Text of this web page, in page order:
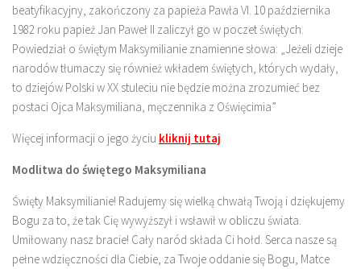
beatyfikacyjny, zakończony za papieża Pawła VI. 10 października
1982 roku papież Jan Paweł II zaliczył go w poczet świętych.
Powiedział o świętym Maksymilianie znamienne słowa: „Jeżeli dzieje
narodów tłumaczy się również wkładem świętych, których wydały,
to dziejów Polski w XX stuleciu nie będzie można zrozumieć bez
postaci Ojca Maksymiliana, męczennika z Oświęcimia”
Więcej informacji o jego życiu kliknij tutaj
Modlitwa do świętego Maksymiliana
Święty Maksymilianie! Radujemy się wielką chwałą Twoją i dziękujemy
Bogu za to, że tak Cię wywyższył i wsławił w obliczu świata.
Umiłowany nasz bracie! Cały naród składa Ci hołd. Serca nasze są
pełne wdzięczności dla Ciebie, za Twoje oddanie się Bogu, Matce